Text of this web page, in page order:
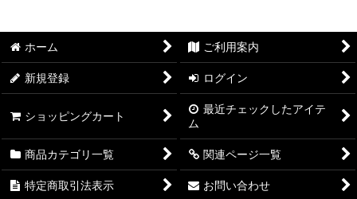
ホーム ご利用案内
新規登録 ログイン
ショッピングカート
最近チェックしたアイテ
ム
商品カテゴリ一覧 関連ページ一覧
特定商取引法表示 お問い合わせ